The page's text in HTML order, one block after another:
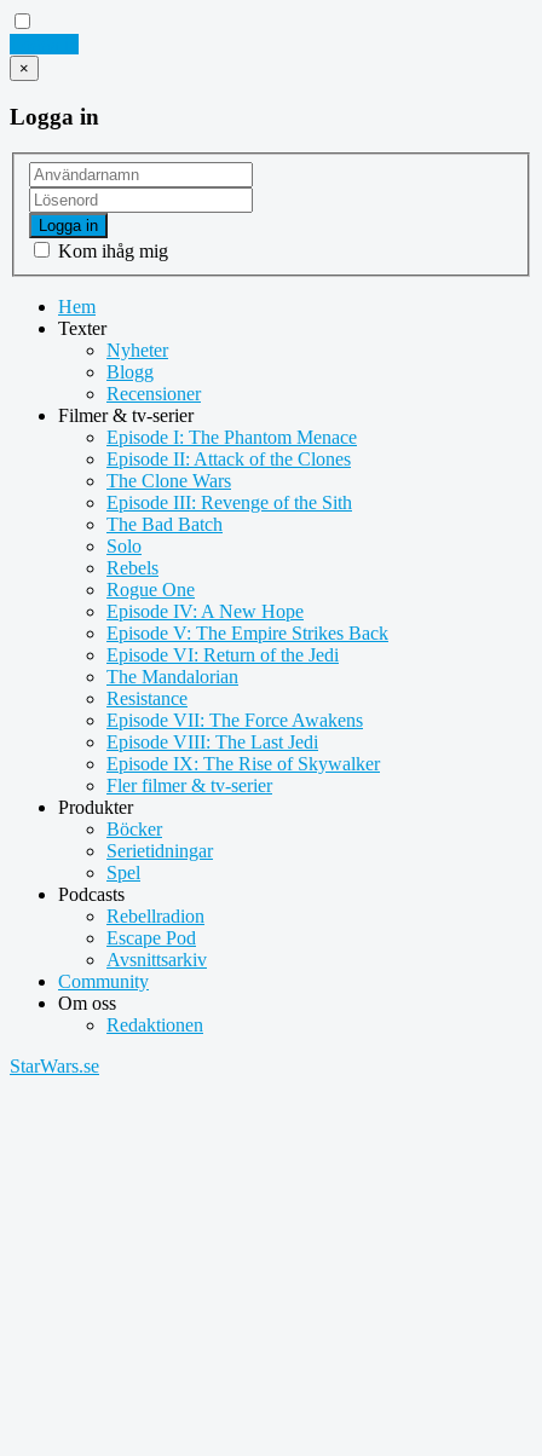
×
Logga in
Logga in
Kom ihåg mig
Hem
Texter
Nyheter
Blogg
Recensioner
Filmer & tv-serier
Episode I: The Phantom Menace
Episode II: Attack of the Clones
The Clone Wars
Episode III: Revenge of the Sith
The Bad Batch
Solo
Rebels
Rogue One
Episode IV: A New Hope
Episode V: The Empire Strikes Back
Episode VI: Return of the Jedi
The Mandalorian
Resistance
Episode VII: The Force Awakens
Episode VIII: The Last Jedi
Episode IX: The Rise of Skywalker
Fler filmer & tv-serier
Produkter
Böcker
Serietidningar
Spel
Podcasts
Rebellradion
Escape Pod
Avsnittsarkiv
Community
Om oss
Redaktionen
StarWars.se